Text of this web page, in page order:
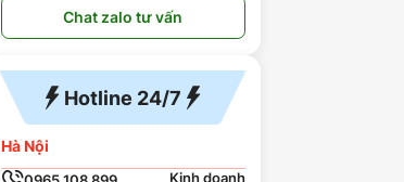
Chat zalo tư vấn
Hotline 24/7
Hà Nội
Kinh doanh